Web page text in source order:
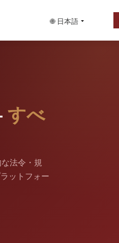
🌐 日本語
すべ
法令・規
ットフォー